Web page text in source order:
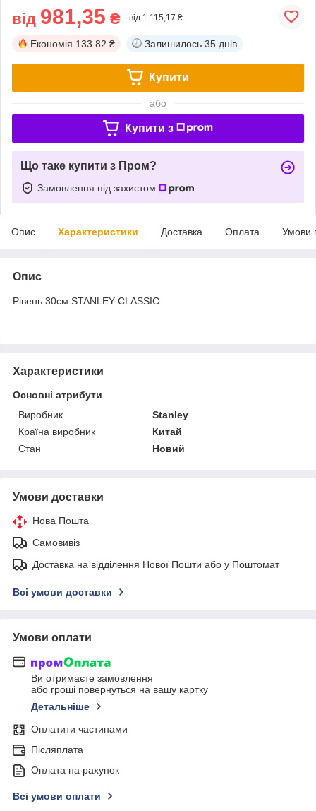
від 981,35 ₴ від 1 115,17 ₴
Економія 133.82 ₴ Залишилось 35 днів
Купити
або
Купити з
Що таке купити з Пром?
Замовлення під захистом
Опис Характеристики Доставка Оплата Умови
Опис
Рівень 30см STANLEY CLASSIC
Характеристики
Основні атрибути
Виробник
Stanley
Країна виробник
Китай
Стан
Новий
Умови доставки
Нова Пошта
Самовивіз
Доставка на відділення Нової Пошти або у Поштомат
Всі умови доставки
Умови оплати
Ви отримаєте замовлення
або гроші повернуться на вашу картку
Детальніше
Оплатити частинами
Післяплата
Оплата на рахунок
Всі умови оплати